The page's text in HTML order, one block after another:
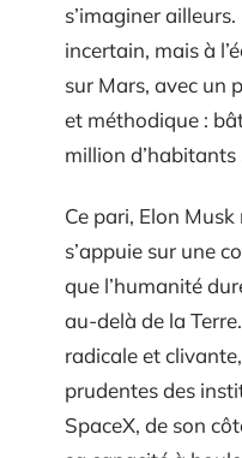
s’imaginer
incertain, mais à
sur Mars, avec un
et méthodique :
million
Ce pari, Elon
s’appuie sur une
que l’humanité
au-delà de la
radicale et
prudentes des
SpaceX, de son